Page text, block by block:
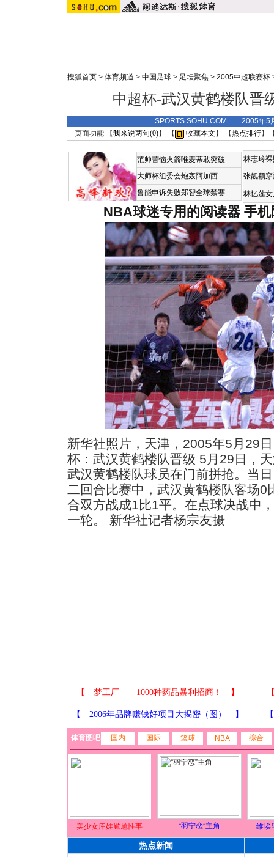
搜狐首页 > 体育频道 > 中国足球 > 足坛聚焦 > 2005中超联赛杯
中超杯-武汉黄鹤楼队晋
SPORTS.SOHU.COM 2005年5
页面功能 【我来说两句(0)】 【 收藏本文 】 【热点排行】
范帅苦恼火箭唯麦蒂敢突破
大师杯组委会炮轰阿加西
鲁能申诉失败郑智全球禁赛
林志玲
张靓颖
林忆莲
NBA球迷专用的阅读器 手
新华社照片，天津，2005年5月29
杯：武汉黄鹤楼队晋级 5月29日，
武汉黄鹤楼队球员在门前拼抢。当
二回合比赛中，武汉黄鹤楼队客场0
合双方战成1比1平。在点球决战中
一轮。 新华社记者杨宗友摄
体育图吧 国内 国际 篮球 NBA 综合
美少女库娃尴尬性事 “羽宁恋”主角 维埃
热点新闻